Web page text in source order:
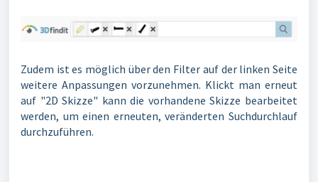
Zudem ist es möglich über den Filter auf der linken Seite
weitere Anpassungen vorzunehmen. Klickt man erneut
auf "2D Skizze" kann die vorhandene Skizze bearbeitet
werden, um einen erneuten, veränderten Suchdurchlauf
durchzuführen.